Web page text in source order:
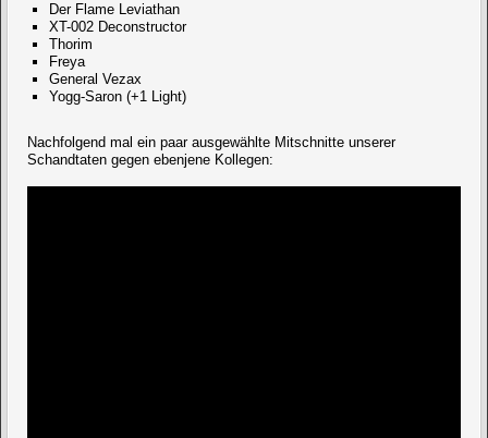
Der Flame Leviathan
XT-002 Deconstructor
Thorim
Freya
General Vezax
Yogg-Saron (+1 Light)
Nachfolgend mal ein paar ausgewählte Mitschnitte unserer
Schandtaten gegen ebenjene Kollegen: